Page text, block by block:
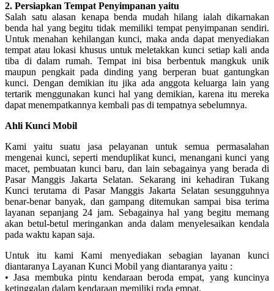
2. Persiapkan Tempat Penyimpanan yaitu
Salah satu alasan kenapa benda mudah hilang ialah dikarnakan
benda hal yang begitu tidak memiliki tempat penyimpanan sendiri.
Untuk menahan kehilangan kunci, maka anda dapat menyediakan
tempat atau lokasi khusus untuk meletakkan kunci setiap kali anda
tiba di dalam rumah. Tempat ini bisa berbentuk mangkuk unik
maupun pengkait pada dinding yang berperan buat gantungkan
kunci. Dengan demikian itu jika ada anggota keluarga lain yang
tertarik menggunakan kunci hal yang demikian, karena itu mereka
dapat menempatkannya kembali pas di tempatnya sebelumnya.
Ahli Kunci Mobil
Kami yaitu suatu jasa pelayanan untuk semua permasalahan
mengenai kunci, seperti menduplikat kunci, menangani kunci yang
macet, pembuatan kunci baru, dan lain sebagainya yang berada di
Pasar Manggis Jakarta Selatan. Sekarang ini kehadiran Tukang
Kunci terutama di Pasar Manggis Jakarta Selatan sesungguhnya
benar-benar banyak, dan gampang ditemukan sampai bisa terima
layanan sepanjang 24 jam. Sebagainya hal yang begitu memang
akan betul-betul meringankan anda dalam menyelesaikan kendala
pada waktu kapan saja.
Untuk itu kami Kami menyediakan sebagian layanan kunci
diantaranya Layanan Kunci Mobil yang diantaranya yaitu :
• Jasa membuka pintu kendaraan beroda empat, yang kuncinya
ketinggalan dalam kendaraan memiliki roda empat.